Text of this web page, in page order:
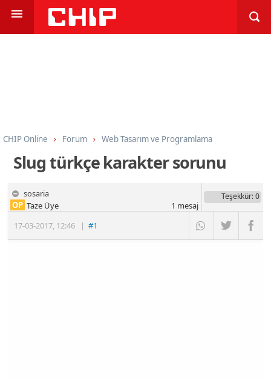
CHIP Online Forum
Web Tasarım ve Programlama
Programlama
HTML CSS ve Javascript
Slug türkçe karakter sorunu
sosaria
17-03-2017, 12:46 |#1
OP Taze Üye
Teşekkür: 0
1 mesaj